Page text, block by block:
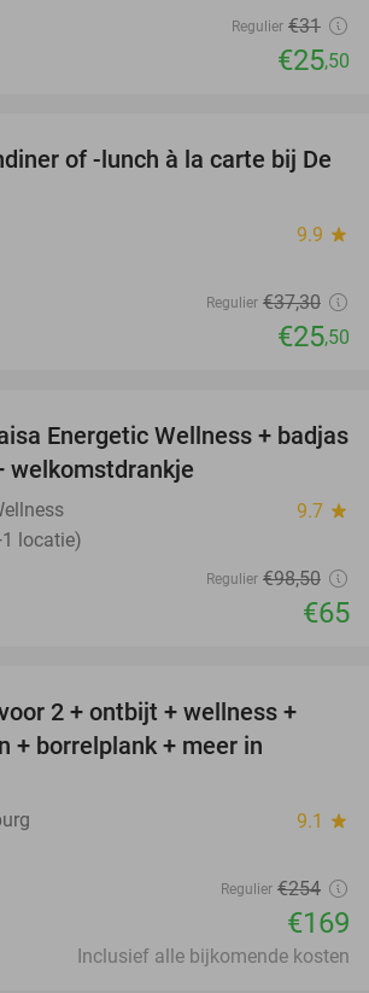
Regulier €31
€25,50
32%
of -lunch à la carte bij De
9.9 star
Regulier €37,30
€25,50
34%
Energetic Wellness + badjas
welkomstdrankje
9.7 star
locatie)
Regulier €98,50
€65
33%
2 + ontbijt + wellness +
+ borrelplank + meer in
9.1 star
Regulier €254
€169
Inclusief alle bijkomende kosten